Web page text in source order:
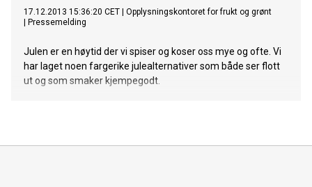
17.12.2013 15:36:20 CET
Opplysningskontoret for frukt og grønt
Pressemelding
Julen er en høytid der vi spiser og koser oss mye og ofte. Vi
har laget noen fargerike julealternativer som både ser flott
ut og som smaker kjempegodt.